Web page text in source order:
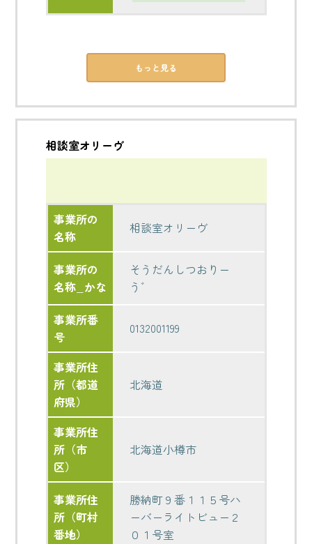
もっと見る
相談室オリーヴ
事業所の
名称
相談室オリーヴ
事業所の
名称_かな
そうだんしつおりー
う゛
事業所番
号
0132001199
事業所住
所（都道
府県）
北海道
事業所住
所（市
区）
北海道小樽市
事業所住
所（町村
番地）
勝納町９番１１５号ハ
ーバーライトビュー２
０１号室